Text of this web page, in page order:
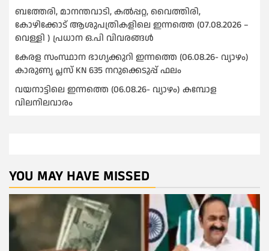
ബത്തേരി, മാനന്തവാടി, കൽപ്പറ്റ, വൈത്തിരി,
കോഴിക്കോട് ആശുപത്രികളിലെ ഇന്നത്തെ (07.08.2026 –
വെള്ളി ) പ്രധാന ഒ.പി വിവരങ്ങൾ
കേരള സംസ്ഥാന ഭാഗ്യക്കുറി ഇന്നത്തെ (06.08.26- വ്യാഴം)
കാരുണ്യ പ്ലസ് KN 635 നറുക്കെടുപ്പ് ഫലം
വയനാട്ടിലെ ഇന്നത്തെ (06.08.26- വ്യാഴം) കമ്പോള
വിലനിലവാരം
YOU MAY HAVE MISSED